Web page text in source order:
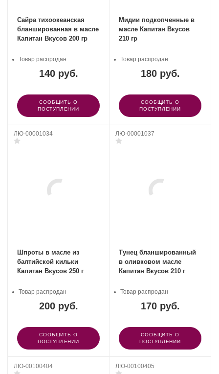
Сайра тихоокеанская
бланшированная в масле
Капитан Вкусов 200 гр
140 руб.
Товар распродан
СООБЩИТЬ О
ПОСТУПЛЕНИИ
Мидии подкопченные в
масле Капитан Вкусов
210 гр
180 руб.
Товар распродан
СООБЩИТЬ О
ПОСТУПЛЕНИИ
ЛЮ-00001034
Шпроты в масле из
балтийской кильки
Капитан Вкусов 250 г
200 руб.
Товар распродан
СООБЩИТЬ О
ПОСТУПЛЕНИИ
ЛЮ-00001037
Тунец бланшированный
в оливковом масле
Капитан Вкусов 210 г
170 руб.
Товар распродан
СООБЩИТЬ О
ПОСТУПЛЕНИИ
ЛЮ-00100404 ЛЮ-00100405